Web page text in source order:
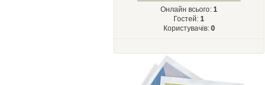
Онлайн всього: 1
Гостей: 1
Користувачів: 0